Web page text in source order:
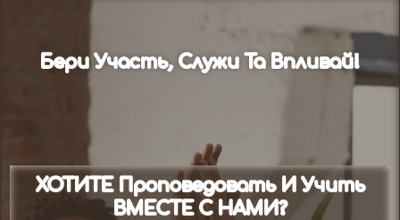
Бери Участь, Служи Та Впливай!
ХОТИТЕ Проповедовать И Учить
ВМЕСТЕ С НАМИ?